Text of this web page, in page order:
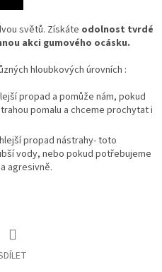
světů. Získáte odolnost tvrdé
akci gumového ocásku.
hloubkových úrovních :
propad a pomůže nám, pokud
pomalu a chceme prochytat i
propad nástrahy- toto
vody, nebo pokud potřebujeme
agresivně.